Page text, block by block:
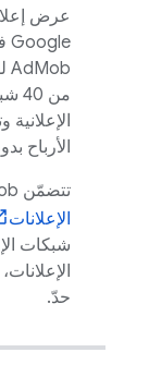
عرض
Google في الوقت الفعلي أو استخدام
AdMob
الأرباح
تتضمّن
الإعلانات
شبكات
حدّ.